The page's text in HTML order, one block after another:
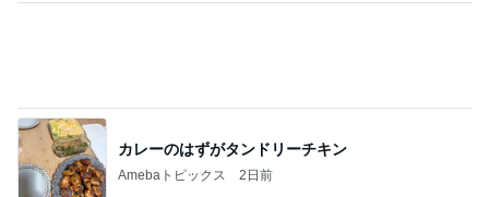
Amebaトピックス
記事を読む